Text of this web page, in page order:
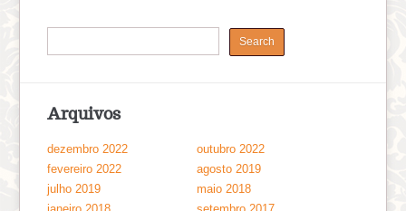
Arquivos
dezembro 2022
outubro 2022
fevereiro 2022
agosto 2019
julho 2019
maio 2018